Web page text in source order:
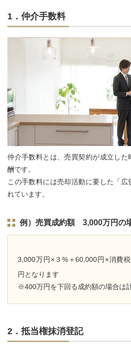
1．仲介手数料
仲介手数料とは、売買契約が成立し
酬です。
この手数料には売却活動に要した「広
れています。
例）売買成約額 3,000万円の
3,000万円×３%＋60,000円×消費税
円となります
※400万円を下回る成約額の場合は
2．抵当権抹消登記